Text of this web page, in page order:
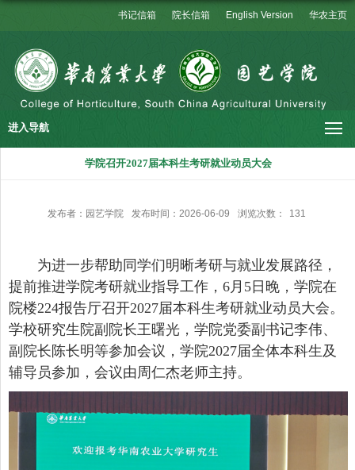
书记信箱 院长信箱 English Version 华农主页
进入导航
学院召开2027届本科生考研就业动员大会
发布者：园艺学院 发布时间：2026-06-09 浏览次数： 131
为进一步帮助同学们明晰考研与就业发展路径，
提前推进学院考研就业指导工作，6月5日晚，学院在
院楼224报告厅召开2027届本科生考研就业动员大会。
学校研究生院副院长王曙光，学院党委副书记李伟、
副院长陈长明等参加会议，学院2027届全体本科生及
辅导员参加，会议由周仁杰老师主持。